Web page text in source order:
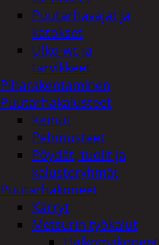
Puutarhavajat ja
katokset
Ulko-wc ja
tarvikkeet
Piharakentaminen
Puutarhakalusteet
Keinut
Pehmusteet
Pöydät, tuolit ja
kalusteryhmät
Puutarhakoneet
Kärryt
Metsurin työkalut